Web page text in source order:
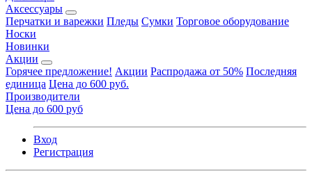
Аксессуары
Перчатки и варежки Пледы Сумки Торговое оборудование
Носки
Новинки
Акции
Горячее предложение! Акции Распродажа от 50% Последняя
единица Цена до 600 руб.
Производители
Цена до 600 руб
Вход
Регистрация